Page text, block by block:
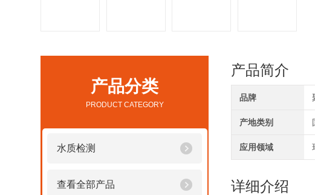
产品分类
PRODUCT CATEGORY
水质检测
查看全部产品
产品简介
品牌
产地类别
应用领域
详细介绍